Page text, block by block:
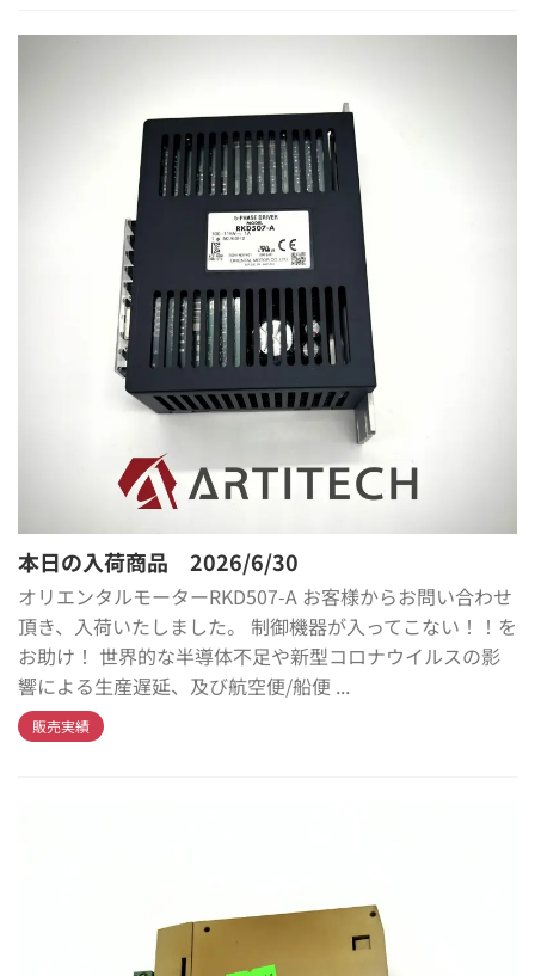
本日の入荷商品 2026/6/30
オリエンタルモーターRKD507-A お客様からお問い合わせ
頂き、入荷いたしました。 制御機器が入ってこない！！を
お助け！ 世界的な半導体不足や新型コロナウイルスの影
響による生産遅延、及び航空便/船便 ...
販売実績